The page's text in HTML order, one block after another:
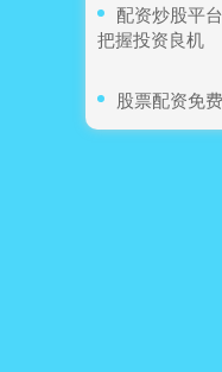
配资炒股平
把握投资良机
股票配资免